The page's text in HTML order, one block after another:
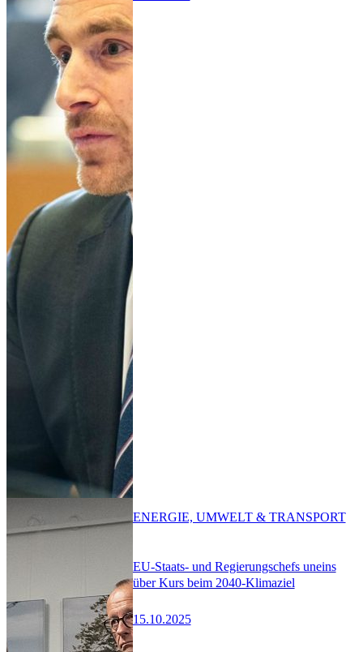
EU-Staats- und Regierungschefs uneins
über Kurs beim 2040-Klimaziel
15.10.2025
ENERGIE, UMWELT & TRANSPORT